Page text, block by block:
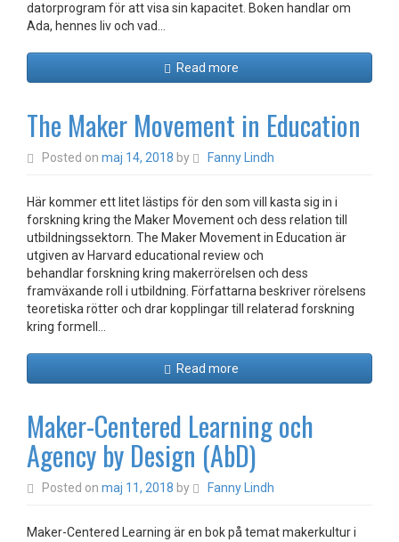
datorprogram för att visa sin kapacitet. Boken handlar om
Ada, hennes liv och vad…
Read more
The Maker Movement in Education
Posted on maj 14, 2018 by Fanny Lindh
Här kommer ett litet lästips för den som vill kasta sig in i
forskning kring the Maker Movement och dess relation till
utbildningssektorn. The Maker Movement in Education är
utgiven av Harvard educational review och
behandlar forskning kring makerrörelsen och dess
framväxande roll i utbildning. Författarna beskriver rörelsens
teoretiska rötter och drar kopplingar till relaterad forskning
kring formell…
Read more
Maker-Centered Learning och
Agency by Design (AbD)
Posted on maj 11, 2018 by Fanny Lindh
Maker-Centered Learning är en bok på temat makerkultur i